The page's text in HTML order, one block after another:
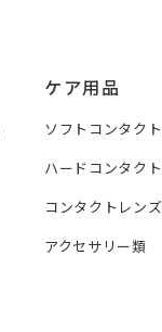
ケア用品
ソフトコンタク
ハードコンタク
コンタクトレン
アクセサリー類